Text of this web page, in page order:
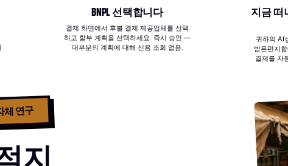
BNPL 선택합니다
결제 화면에서 후불 결제 제공업체를 선택
하고 할부 계획을 선택하세요. 즉시 승인 —
대부분의 계획에 대해 신용 조회 없음.
지금 떠
귀하의
받은편지
결제를 자
체 연구
지